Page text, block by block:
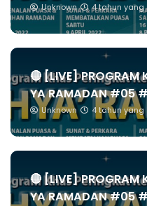
Unknown 4 tahun yang
🔴 [LIVE] PROGRAM
YA RAMADAN #05
Unknown 4 tahun yang
🔴 [LIVE] PROGRAM
YA RAMADAN #05